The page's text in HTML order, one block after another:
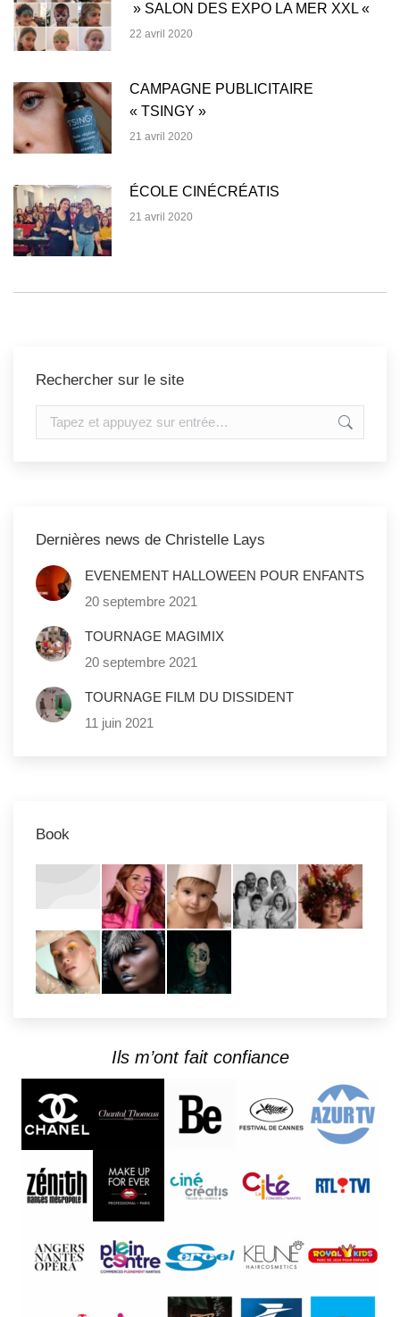
» SALON DES EXPO LA MER XXL «
22 avril 2020
CAMPAGNE PUBLICITAIRE
« TSINGY »
21 avril 2020
ÉCOLE CINÉCRÉATIS
21 avril 2020
Rechercher sur le site
Recherche
:
Dernières news de Christelle Lays
EVENEMENT HALLOWEEN POUR ENFANTS
20 septembre 2021
TOURNAGE MAGIMIX
20 septembre 2021
TOURNAGE FILM DU DISSIDENT
11 juin 2021
Book
Ils m’ont fait confiance